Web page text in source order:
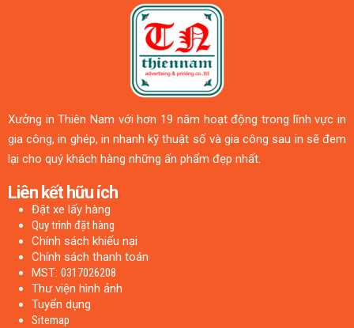
Xưởng in Thiên Nam với hơn 19 năm hoạt động trong lĩnh vực in
gia công, in ghép, in nhanh kỹ thuật số và gia công sau in sẽ đem
lại cho quý khách hàng những ấn phẩm đẹp nhất.
Liên kết hữu ích
Đặt xe lấy hàng
Quy trình đặt hàng
Chính sách khiếu nại
Chính sách thanh toán
MST: 0317026208
Thư viện hình ảnh
Tuyển dụng
Sitemap